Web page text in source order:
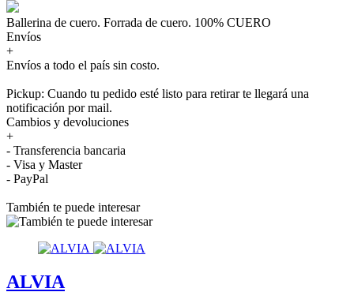
Ballerina de cuero. Forrada de cuero. 100% CUERO
Envíos
+
Envíos a todo el país sin costo.
Pickup: Cuando tu pedido esté listo para retirar te llegará una
notificación por mail.
Cambios y devoluciones
+
- Transferencia bancaria
- Visa y Master
- PayPal
También te puede interesar
ALVIA